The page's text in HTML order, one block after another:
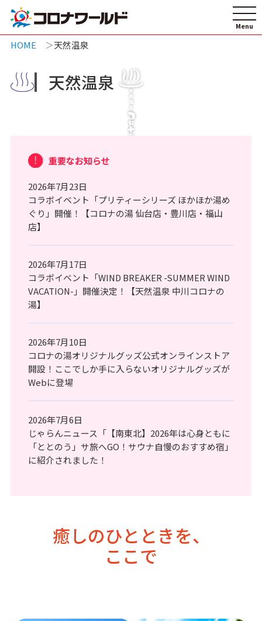
HOME 天然温泉
天然温泉
重要なお知らせ
2026年7月23日
コラボイベント「プリティーシリーズ ほかほか湯め
ぐり」開催！【コロナの湯 仙台店・豊川店・福山
店】
2026年7月17日
コラボイベント「WIND BREAKER -SUMMER WIND
VACATION-」開催決定！【天然温泉 中川コロナの
湯】
2026年7月10日
コロナの湯オリジナルグッズ公式オンラインストア
開設！ここでしか手に入らないオリジナルグッズが
Webに登場
2026年7月6日
じゃらんニュース「【南東北】2026年は心身ともに
「ととのう」サ旅へGO！サウナ自慢のおすすめ宿」
に紹介されました！
癒しのひとときを、
ここで